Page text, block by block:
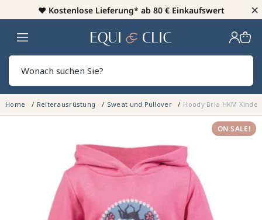
♥️ Kostenlose Lieferung* ab 80 € Einkaufswert ×
Heim
Home Reiterausrüstung Sweat und Pullover Hoody Bria HKM Kinder
ON SALE!